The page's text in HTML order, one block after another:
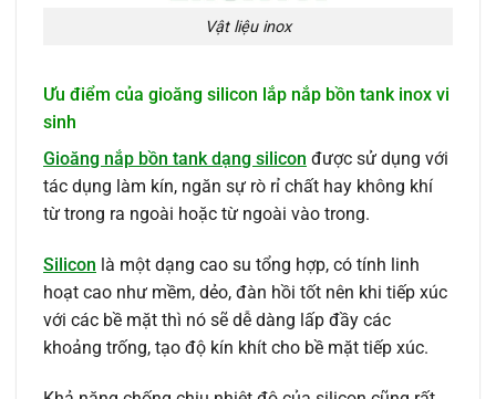
Vật liệu inox
Ưu điểm của gioăng silicon lắp nắp bồn tank inox vi
sinh
Gioăng nắp bồn tank dạng silicon được sử dụng với
tác dụng làm kín, ngăn sự rò rỉ chất hay không khí
từ trong ra ngoài hoặc từ ngoài vào trong.
Silicon là một dạng cao su tổng hợp, có tính linh
hoạt cao như mềm, dẻo, đàn hồi tốt nên khi tiếp xúc
với các bề mặt thì nó sẽ dễ dàng lấp đầy các
khoảng trống, tạo độ kín khít cho bề mặt tiếp xúc.